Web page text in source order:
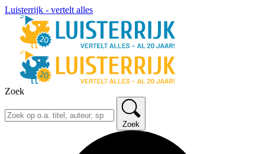
Luisterrijk - vertelt alles
Zoek
Zoek